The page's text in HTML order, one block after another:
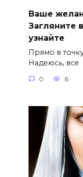
Ваше
Загляните
узнайте
Прямо в
Надеюсь, все
0 6